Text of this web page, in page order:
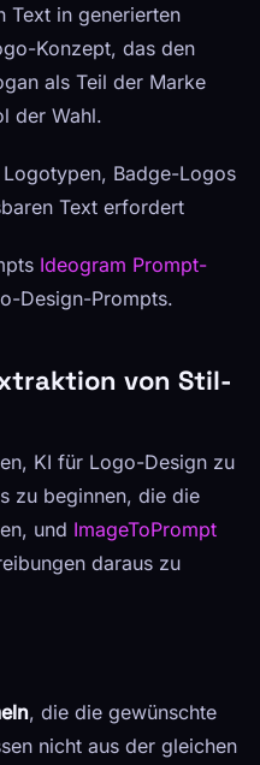
Text in generierten
Konzept, das den
als Teil der Marke
der Wahl.
Badge-Logos
Text erfordert
Ideogram Prompt-
Design-Prompts.
von Stil-
KI für Logo-Design zu
zu beginnen, die die
und ImageToPrompt
daraus zu
, die die gewünschte
nicht aus der gleichen